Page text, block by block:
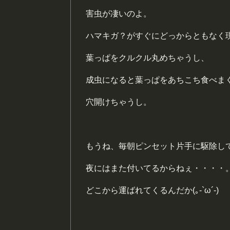
害虫が凄いのよ。
ハマキガ？がすぐにどっからともなく
葉っぱをクルクル丸めちゃうし、
成虫になると葉っぱをあちこち食べま
穴開けちゃうし。
もうね、毎朝ピンセット片手に駆除し
夜にはまた付いてるからねぇ・・・・。
どこから運ばれてくるんだか(｡-`ω´-)